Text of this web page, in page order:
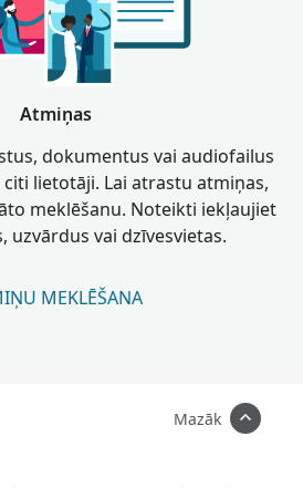
Atmiņas
dokumentus vai audiofailus
lietotāji. Lai atrastu atmiņas,
meklēšanu. Noteikti iekļaujiet
uzvārdus vai dzīvesvietas.
MEKLĒŠANA
Mazāk